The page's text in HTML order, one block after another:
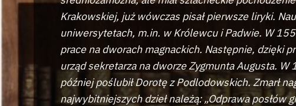
Krakowskiej, już wówczas pisał pierwsze liryki.
uniwersytetach, m.in. w Królewcu i Padwie. W
prace na dworach magnackich. Następnie, dzięki
urząd sekretarza na dworze Zygmunta Augusta.
później poślubił Dorotę z Podlodowskich. Zmarł
najwybitniejszych dzieł należą: „Odprawa posłów